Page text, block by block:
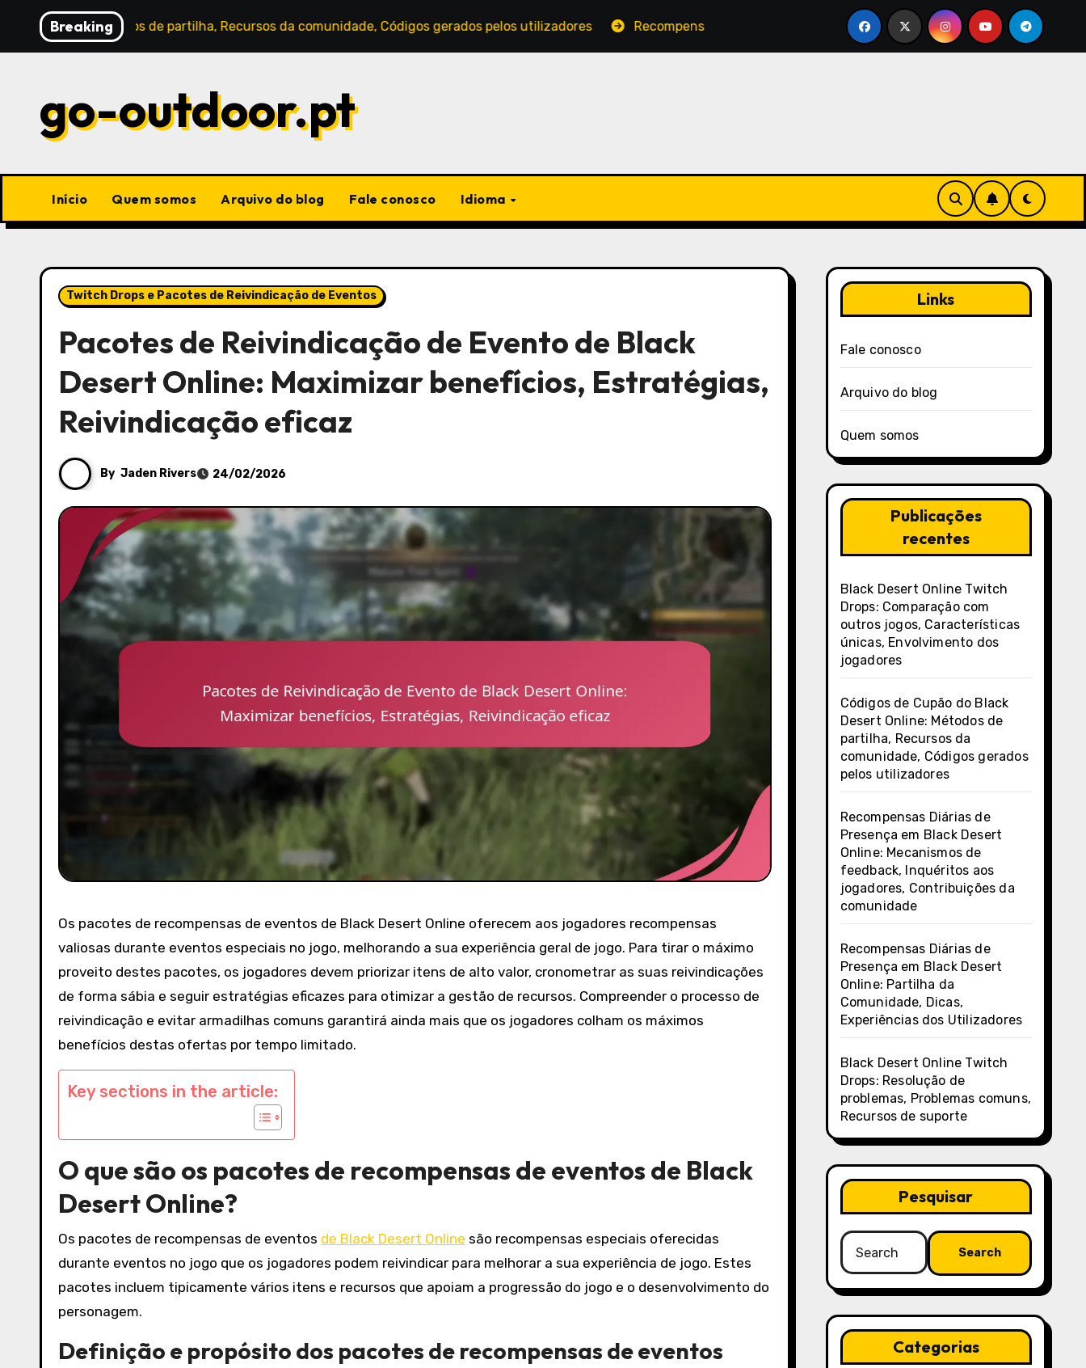
content
Breaking
Métodos de partilha, Recursos da comunidade, Códigos gerados pelos utilizadores Recompensas Diárias de Presença em Black Desert Online: Mecanismos de feedback,
go-outdoor.pt
Início Quem somos Arquivo do blog Fale conosco Idioma
Twitch Drops e Pacotes de Reivindicação de Eventos
Pacotes de Reivindicação de Evento de Black
Desert Online: Maximizar benefícios, Estratégias,
Reivindicação eficaz
By Jaden Rivers 24/02/2026
Os pacotes de recompensas de eventos de Black Desert Online oferecem aos jogadores recompensas
valiosas durante eventos especiais no jogo, melhorando a sua experiência geral de jogo. Para tirar o máximo
proveito destes pacotes, os jogadores devem priorizar itens de alto valor, cronometrar as suas reivindicações
de forma sábia e seguir estratégias eficazes para otimizar a gestão de recursos. Compreender o processo de
reivindicação e evitar armadilhas comuns garantirá ainda mais que os jogadores colham os máximos
benefícios destas ofertas por tempo limitado.
Key sections in the article:
O que são os pacotes de recompensas de eventos de Black
Desert Online?
Os pacotes de recompensas de eventos de Black Desert Online são recompensas especiais oferecidas
durante eventos no jogo que os jogadores podem reivindicar para melhorar a sua experiência de jogo. Estes
pacotes incluem tipicamente vários itens e recursos que apoiam a progressão do jogo e o desenvolvimento do
personagem.
Definição e propósito dos pacotes de recompensas de eventos
Links
Fale conosco
Arquivo do blog
Quem somos
Publicações
recentes
Black Desert Online Twitch
Drops: Comparação com
outros jogos, Características
únicas, Envolvimento dos
jogadores
Códigos de Cupão do Black
Desert Online: Métodos de
partilha, Recursos da
comunidade, Códigos gerados
pelos utilizadores
Recompensas Diárias de
Presença em Black Desert
Online: Mecanismos de
feedback, Inquéritos aos
jogadores, Contribuições da
comunidade
Recompensas Diárias de
Presença em Black Desert
Online: Partilha da
Comunidade, Dicas,
Experiências dos Utilizadores
Black Desert Online Twitch
Drops: Resolução de
problemas, Problemas comuns,
Recursos de suporte
Pesquisar
Search
for:
Categorias